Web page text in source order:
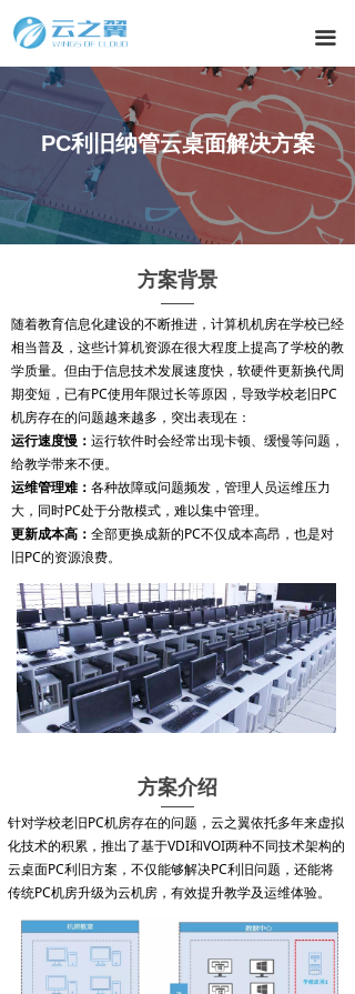
끀
PC利旧纳管云桌面解决方案
教育行业
方案背景
随着教育信息化建设的不断推进，计算机机房在学校已经
相当普及，这些计算机资源在很大程度上提高了学校的教
学质量。但由于信息技术发展速度快，软硬件更新换代周
期变短，已有PC使用年限过长等原因，导致学校老旧PC
机房存在的问题越来越多，突出表现在：
运行速度慢： 运行软件时会经常出现卡顿、缓慢等问题，
给教学带来不便。
运维管理难： 各种故障或问题频发，管理人员运维压力
大，同时PC处于分散模式，难以集中管理。
更新成本高： 全部更换成新的PC不仅成本高昂，也是对
旧PC的资源浪费。
方案介绍
针对学校老旧PC机房存在的问题，云之翼依托多年来虚拟
化技术的积累，推出了基于VDI和VOI两种不同技术架构的
云桌面PC利旧方案，不仅能够解决PC利旧问题，还能将
传统PC机房升级为云机房，有效提升教学及运维体验。